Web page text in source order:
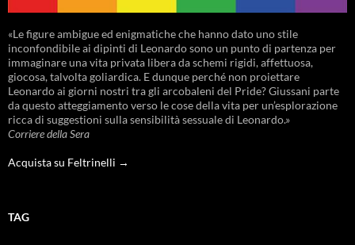
«Le figure ambigue ed enigmatiche che hanno dato uno stile
inconfondibile ai dipinti di Leonardo sono un punto di partenza per
immaginare una vita privata libera da schemi rigidi, affettuosa,
giocosa, talvolta goliardica. E dunque perché non proiettare
Leonardo ai giorni nostri tra gli arcobaleni del Pride? Giussani parte
da questo atteggiamento verso le cose della vita per un’esplorazione
ricca di suggestioni sulla sensibilità sessuale di Leonardo.»
Corriere della Sera
Acquista su Feltrinelli →
TAG